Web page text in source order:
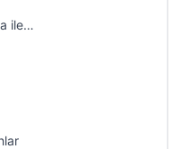
ile…